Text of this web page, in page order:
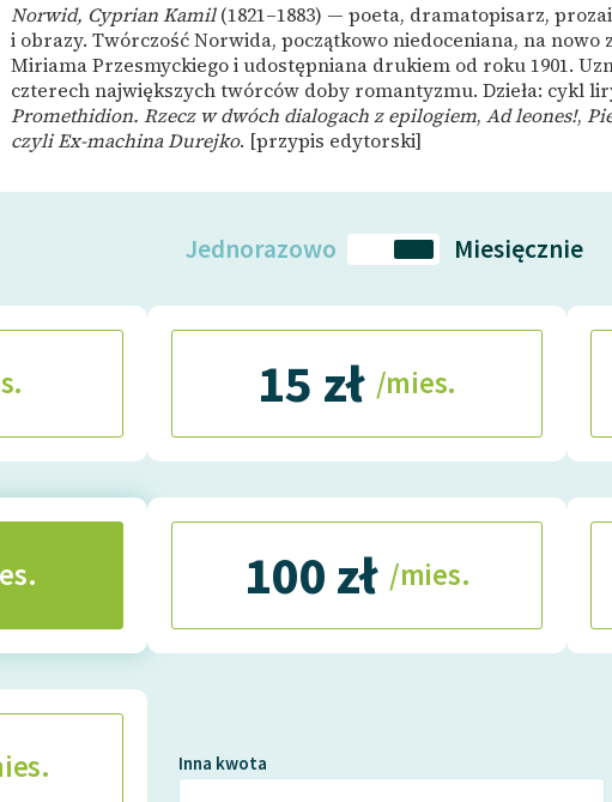
Norwid, Cyprian Kamil(1821–1883) — poeta, dramatopisarz,
i obrazy. Twórczość Norwida, początkowo niedoceniana, na nowo
Miriama Przesmyckiego i udostępniana drukiem od roku 1901.
czterech największych twórców doby romantyzmu. Dzieła: cykl
Promethidion. Rzecz w dwóch dialogach z epilogiem, Ad leones!,
czyli Ex-machina Durejko. [przypis edytorski]
Jednorazowo Miesięcznie
15 zł /mies.
100 zł /mies.
Inna kwota